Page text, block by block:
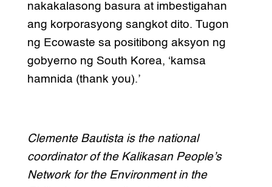
nakakalasong basura at imbestigahan
ang korporasyong sangkot dito. Tugon
ng Ecowaste sa positibong aksyon ng
gobyerno ng South Korea, ‘kamsa
hamnida (thank you).’
Clemente Bautista is the national
coordinator of the Kalikasan People’s
Network for the Environment in the